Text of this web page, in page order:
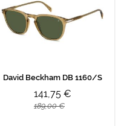
David Beckham DB 1160/S
141,75 €
189,00 €